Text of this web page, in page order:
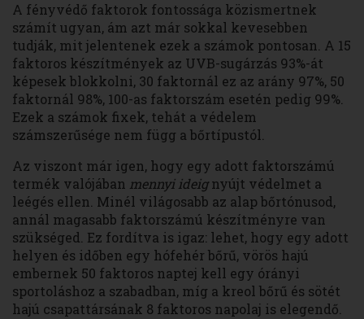
A fényvédő faktorok fontossága közismertnek
számít ugyan, ám azt már sokkal kevesebben
tudják, mit jelentenek ezek a számok pontosan. A 15
faktoros készítmények az UVB-sugárzás 93%-át
képesek blokkolni, 30 faktornál ez az arány 97%, 50
faktornál 98%, 100-as faktorszám esetén pedig 99%.
Ezek a számok fixek, tehát a védelem
számszerűsége nem függ a bőrtípustól.
Az viszont már igen, hogy egy adott faktorszámú
termék valójában mennyi ideignyújt védelmet a
leégés ellen. Minél világosabb az alap bőrtónusod,
annál magasabb faktorszámú készítményre van
szükséged. Ez fordítva is igaz: lehet, hogy egy adott
helyen és időben egy hófehér bőrű, vörös hajú
embernek 50 faktoros naptej kell egy órányi
sportoláshoz a szabadban, míg a kreol bőrű és sötét
hajú csapattársának 8 faktoros napolaj is elegendő.